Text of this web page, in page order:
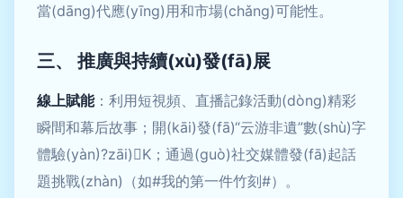
當(dāng)代應(yīng)用和市場(chǎng)可能性。
三、 推廣與持續(xù)發(fā)展
線上賦能：利用短視頻、直播記錄活動(dòng)精彩
瞬間和幕后故事；開(kāi)發(fā)“云游非遺”數(shù)字
體驗(yàn)?zāi)K；通過(guò)社交媒體發(fā)起話
題挑戰(zhàn)（如#我的第一件竹刻#）。